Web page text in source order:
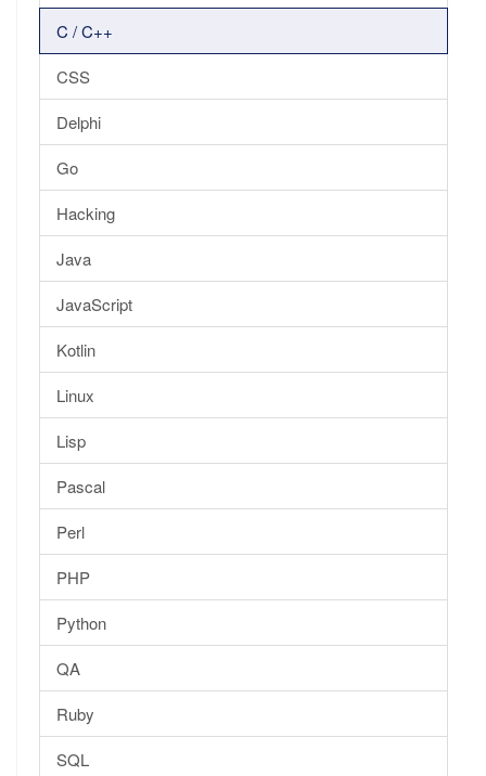
C / C++
CSS
Delphi
Go
Hacking
Java
JavaScript
Kotlin
Linux
Lisp
Pascal
Perl
PHP
Python
QA
Ruby
SQL